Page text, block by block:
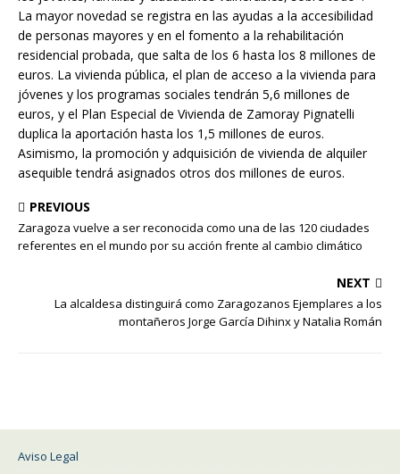
La mayor novedad se registra en las ayudas a la accesibilidad
de personas mayores y en el fomento a la rehabilitación
residencial probada, que salta de los 6 hasta los 8 millones de
euros. La vivienda pública, el plan de acceso a la vivienda para
jóvenes y los programas sociales tendrán 5,6 millones de
euros, y el Plan Especial de Vivienda de Zamoray Pignatelli
duplica la aportación hasta los 1,5 millones de euros.
Asimismo, la promoción y adquisición de vivienda de alquiler
asequible tendrá asignados otros dos millones de euros.
PREVIOUS
Zaragoza vuelve a ser reconocida como una de las 120 ciudades
referentes en el mundo por su acción frente al cambio climático
NEXT
La alcaldesa distinguirá como Zaragozanos Ejemplares a los
montañeros Jorge García Dihinx y Natalia Román
Aviso Legal